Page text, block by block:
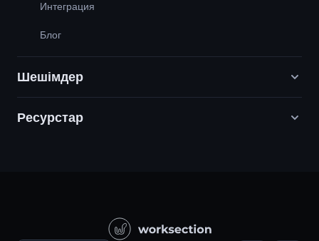
Интеграция
Блог
Шешімдер
Цифрлық маркетинг агенттіктері
Әлеуметтік жобалар
Ресурстар